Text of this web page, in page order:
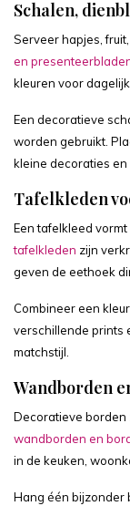
Schalen,
Serveer hapjes,
en
kleuren voor
Een decoratieve
worden gebruikt.
kleine decoraties en
Tafelkleden
Een tafelkleed
tafelkleden zijn
geven de eethoek
Combineer een
verschillende prints
matchstijl.
Wandborden
Decoratieve borden
wandborden en
in de keuken,
Hang één bijzonder